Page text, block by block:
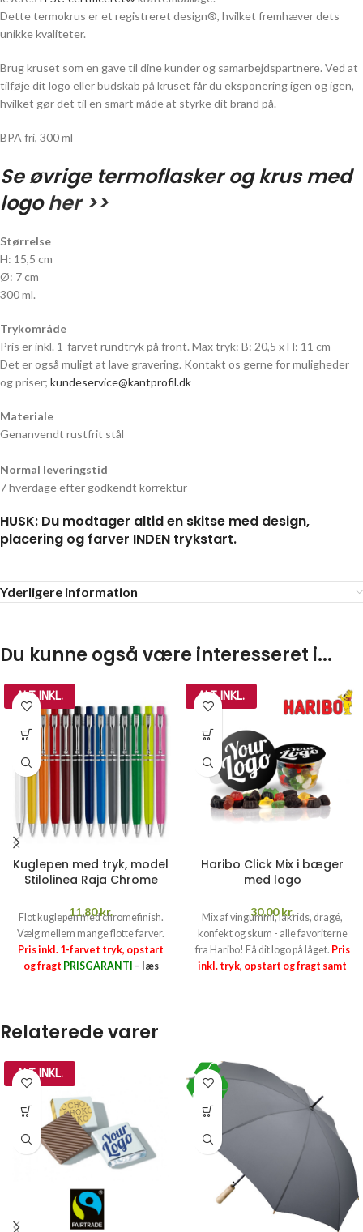
Dette termokrus er et registreret design®, hvilket fremhæver dets
unikke kvaliteter.
Brug kruset som en gave til dine kunder og samarbejdspartnere. Ved at
tilføje dit logo eller budskab på kruset får du eksponering igen og igen,
hvilket gør det til en smart måde at styrke dit brand på.
BPA fri, 300 ml
Se øvrige termoflasker og krus med
logoher >>
Størrelse
H: 15,5 cm
Ø: 7 cm
300 ml.
Trykområde
Pris er inkl. 1-farvet rundtryk på front. Max tryk: B: 20,5 x H: 11 cm
Det er også muligt at lave gravering. Kontakt os gerne for muligheder
og priser; kundeservice@kantprofil.dk
Materiale
Genanvendt rustfrit stål
Normal leveringstid
7 hverdage efter godkendt korrektur
HUSK: Du modtager altid en skitse med design,
placering og farver INDEN trykstart.
Yderligere information
Du kunne også være interesseret i...
ALT INKL.
Kuglepen med tryk, model
Stilolinea Raja Chrome
11,80kr.
Flot kuglepen med chromefinish.
Vælg mellem mange flotte farver.
Pris inkl. 1-farvet tryk, opstart
og fragt PRISGARANTI – læs
ALT INKL.
Haribo Click Mix i bæger
med logo
30,00kr.
Mix af vingummi, lakrids, dragé,
konfekt og skum - alle favoriterne
fra Haribo! Få dit logo på låget. Pris
inkl. tryk, opstart og fragt samt
Relaterede varer
ALT INKL.